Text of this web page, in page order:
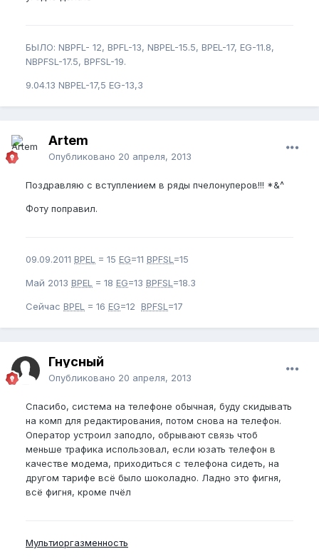
БЫЛО: NBPFL- 12, BPFL-13, NBPEL-15.5, BPEL-17, EG-11.8,
NBPFSL-17.5, BPFSL-19.
9.04.13 NBPEL-17,5 EG-13,3
Artem
Опубликовано 20 апреля, 2013
Поздравляю с вступлением в ряды пчелонуперов!!! *&^
Фоту поправил.
09.09.2011 BPEL = 15 EG=11 BPFSL =15
Май 2013 BPEL = 18 EG=13 BPFSL =18.3
Сейчас BPEL = 16 EG=12 BPFSL =17
Гнусный
Опубликовано 20 апреля, 2013
Спасибо, система на телефоне обычная, буду скидывать
на комп для редактирования, потом снова на телефон.
Оператор устроил заподло, обрывают связь чтоб
меньше трафика использовал, если юзать телефон в
качестве модема, приходиться с телефона сидеть, на
другом тарифе всё было шоколадно. Ладно это фигня,
всё фигня, кроме пчёл
Мультиоргазменность